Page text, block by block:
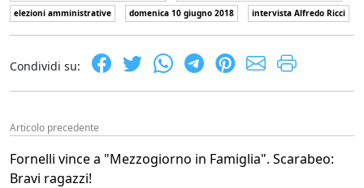
elezioni amministrative
domenica 10 giugno 2018 intervista Alfredo Ricci
Condividi su:
Articolo precedente
Fornelli vince a "Mezzogiorno in Famiglia". Scarabeo:
Bravi ragazzi!